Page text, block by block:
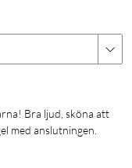
2
kalibreras
Undvik
ett bullrigt tåg, ett
med anslutningen.